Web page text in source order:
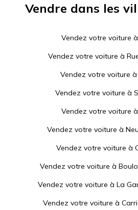
Vendre dans les
Vendez votre voiture à
Vendez votre voiture à
Vendez votre voiture à
Vendez votre voiture à
Vendez votre voiture à
Vendez votre voiture à
Vendez votre voiture à
Vendez votre voiture à
Vendez votre voiture à La
Vendez votre voiture à